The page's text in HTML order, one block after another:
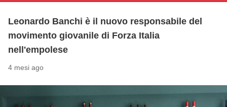
Leonardo Banchi è il nuovo responsabile del
movimento giovanile di Forza Italia
nell'empolese
4 mesi ago